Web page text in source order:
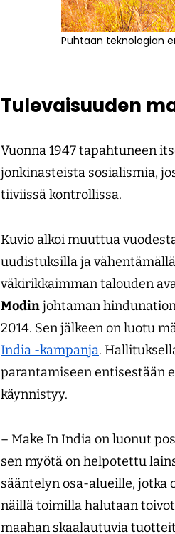
Puhtaan teknologian
Tulevaisuuden
Vuonna 1947 tapahtuneen
jonkinasteista sosialismia,
tiiviissä kontrollissa.
Kuvio alkoi muuttua
uudistuksilla ja
väkirikkaimman talouden
Modinjohtaman
2014. Sen jälkeen on luotu
India -kampanja.
parantamiseen entisestään
käynnistyy.
– Make In India on luonut
sen myötä on helpotettu
sääntelyn osa-alueille, jotka
näillä toimilla halutaan
maahan skaalautuvia